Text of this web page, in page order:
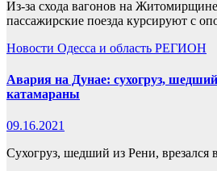
Из-за схода вагонов на
пассажирские поезда курсируют с
Новости Одесса и область РЕГИОН
Авария на Дунае: сухогруз,
катамараны
09.16.2021
Сухогруз, шедший из Рени, врезался